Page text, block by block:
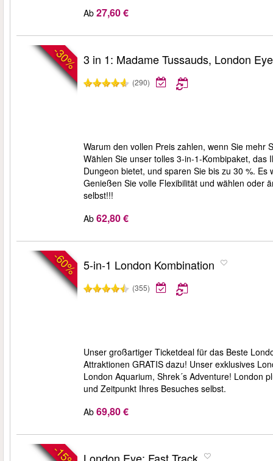
Ab 27,60 €
-30% 3 in 1: Madame Tussauds, London
(290)
Warum den vollen Preis zahlen, wenn Sie
Wählen Sie unser tolles 3-in-1-Kombipaket,
Dungeon bietet, und sparen Sie bis zu 30 %.
Genießen Sie volle Flexibilität und wählen oder
selbst!!!
Ab 62,80 €
-60% 5-in-1 London Kombination
(355)
Unser großartiger Ticketdeal für das Beste
Attraktionen GRATIS dazu! Unser exklusives
London Aquarium, Shrek´s Adventure! London
und Zeitpunkt Ihres Besuches selbst.
Ab 69,80 €